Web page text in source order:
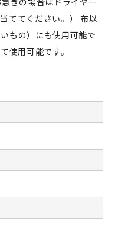
ててください。） 布以
もの）にも使用可能で
使用可能です。